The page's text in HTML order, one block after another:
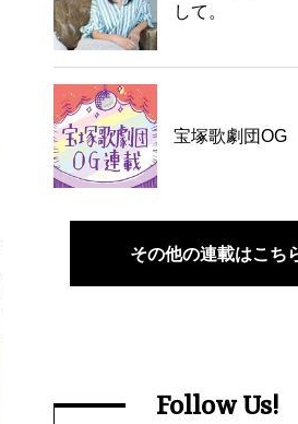
して。
宝塚歌劇団OG
その他の連載はこち
Follow Us!